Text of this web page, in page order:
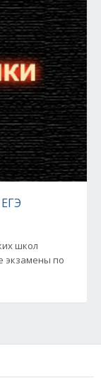
школ
экзамены по